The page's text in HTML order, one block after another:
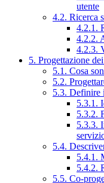
utente
4.2. Ricerca
4.2.1.
4.2.2.
4.2.3.
5. Progettazione
5.1. Cosa
5.2.
5.3. Definire
5.3.1.
5.3.2.
5.3.3.
5.4.
5.4.1.
5.4.2.
5.5. Co-